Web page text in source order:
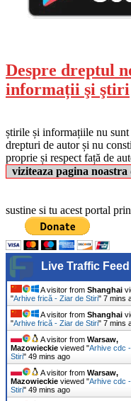
Despre dreptul
informații şi ştiri
știrile și informațiile nu sunt
drepturi de autor și nu
proprie și respect față de
viziteaza pagina noastra
sustine si tu acest portal prin
Live Traffic Feed
A visitor from Shanghai
"Arhive frică - Ziar de Stiri" 7 mins
A visitor from Shanghai
"Arhive frică - Ziar de Stiri" 7 mins
A visitor from Warsaw,
Mazowieckie viewed "Arhive cdc
Stiri" 49 mins ago
A visitor from Warsaw,
Mazowieckie viewed "Arhive cdc
Stiri" 49 mins ago